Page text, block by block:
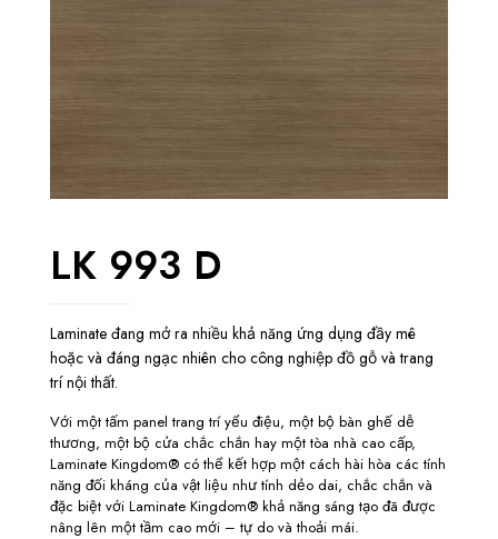
LK 993 D
Laminate đang mở ra nhiều khả năng ứng dụng đầy mê
hoặc và đáng ngạc nhiên cho công nghiệp đồ gỗ và trang
trí nội thất.
Với một tấm panel trang trí yểu điệu, một bộ bàn ghế dễ
thương, một bộ cửa chắc chắn hay một tòa nhà cao cấp,
Laminate Kingdom® có thể kết hợp một cách hài hòa các tính
năng đối kháng của vật liệu như tính dẻo dai, chắc chắn và
đặc biệt với Laminate Kingdom® khả năng sáng tạo đã được
nâng lên một tầm cao mới – tự do và thoải mái.